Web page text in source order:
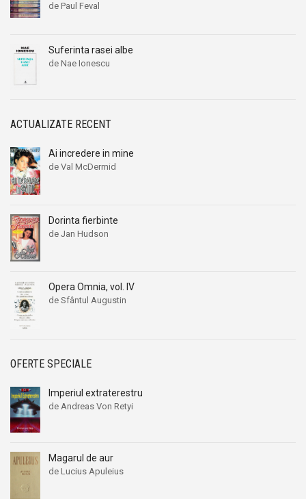
de Paul Feval
Suferinta rasei albe
de Nae Ionescu
ACTUALIZATE RECENT
Ai incredere in mine
de Val McDermid
Dorinta fierbinte
de Jan Hudson
Opera Omnia, vol. IV
de Sfântul Augustin
OFERTE SPECIALE
Imperiul extraterestru
de Andreas Von Retyi
fost:
29,00 lei.
24,00 lei.
Magarul de aur
de Lucius Apuleius